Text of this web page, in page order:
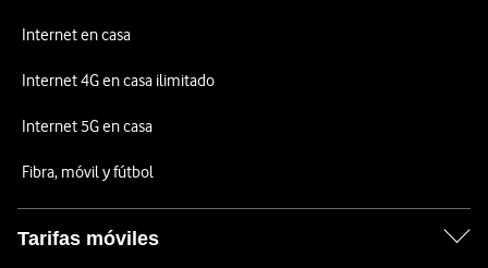
Internet en casa
Internet 4G en casa ilimitado
Internet 5G en casa
Fibra, móvil y fútbol
Tarifas móviles